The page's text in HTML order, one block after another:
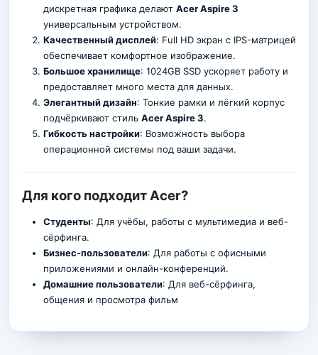
дискретная графика делают Acer Aspire 3
универсальным устройством.
Качественный дисплей: Full HD экран с IPS-матрицей
обеспечивает комфортное изображение.
Большое хранилище: 1024GB SSD ускоряет работу и
предоставляет много места для данных.
Элегантный дизайн: Тонкие рамки и лёгкий корпус
подчёркивают стиль Acer Aspire 3.
Гибкость настройки: Возможность выбора
операционной системы под ваши задачи.
Для кого подходит Acer?
Студенты: Для учёбы, работы с мультимедиа и веб-
сёрфинга.
Бизнес-пользователи: Для работы с офисными
приложениями и онлайн-конференций.
Домашние пользователи: Для веб-сёрфинга,
общения и просмотра фильм